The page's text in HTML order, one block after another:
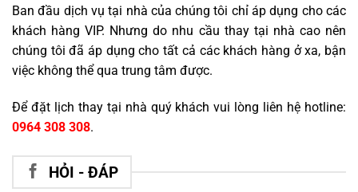
Ban đầu dịch vụ tại nhà của chúng tôi chỉ áp dụng cho các
khách hàng VIP. Nhưng do nhu cầu thay tại nhà cao nên
chúng tôi đã áp dụng cho tất cả các khách hàng ở xa, bận
việc không thể qua trung tâm được.
Để đặt lịch thay tại nhà quý khách vui lòng liên hệ hotline:
0964 308 308.
HỎI - ĐÁP